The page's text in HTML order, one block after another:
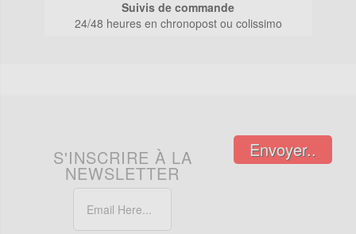
Suivis de commande
24/48 heures en chronopost ou colissimo
S'INSCRIRE À LA
NEWSLETTER
Envoyer..